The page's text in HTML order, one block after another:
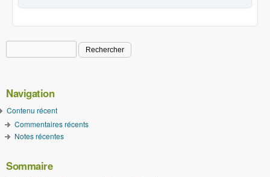
Formulaire de recherche
Navigation
Contenu récent
Commentaires récents
Notes récentes
Sommaire